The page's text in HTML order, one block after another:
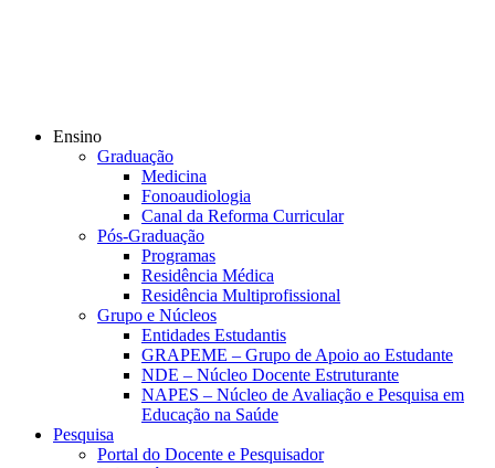
Ensino
Graduação
Medicina
Fonoaudiologia
Canal da Reforma Curricular
Pós-Graduação
Programas
Residência Médica
Residência Multiprofissional
Grupo e Núcleos
Entidades Estudantis
GRAPEME – Grupo de Apoio ao Estudante
NDE – Núcleo Docente Estruturante
NAPES – Núcleo de Avaliação e Pesquisa em
Educação na Saúde
Pesquisa
Portal do Docente e Pesquisador